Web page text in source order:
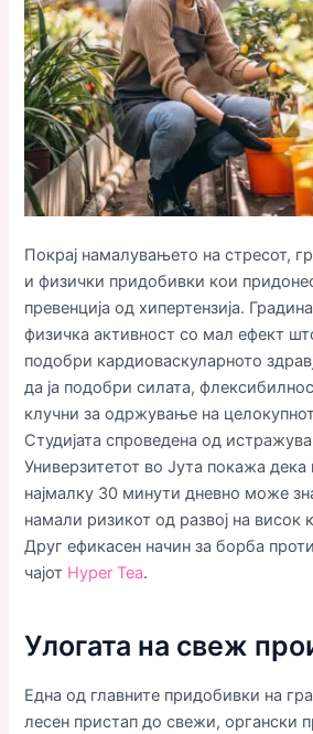
Покрај намалувањето на стресот,
и физички придобивки кои
превенција од хипертензија.
физичка активност со мал ефект
подобри кардиоваскуларното
да ја подобри силата,
клучни за одржување на
Студијата спроведена од
Универзитетот во Јута покажа дека
најмалку 30 минути дневно може
намали ризикот од развој на висок
Друг ефикасен начин за борба
чајот Hyper Tea.
Улогата на свеж
Една од главните придобивки на
лесен пристап до свежи, органски